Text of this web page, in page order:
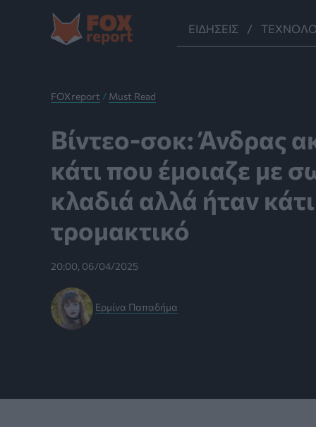
Μετάβαση
περιεχόμενο
ΕΙΔΉΣΕΙΣ
FOXreport / Must Read
Βίντεο-σοκ: Άνδρας
κάτι που έμοιαζε με
κλαδιά αλλά ήταν
τρομακτικό
20:00, 06/04/2025
Ερμίνα Παπαδήμα